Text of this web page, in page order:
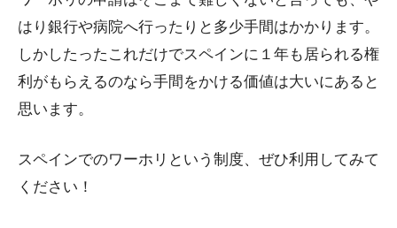
はり銀行や病院へ行ったりと多少手間はかかります。
しかしたったこれだけでスペインに１年も居られる権
利がもらえるのなら手間をかける価値は大いにあると
思います。
スペインでのワーホリという制度、ぜひ利用してみて
ください！